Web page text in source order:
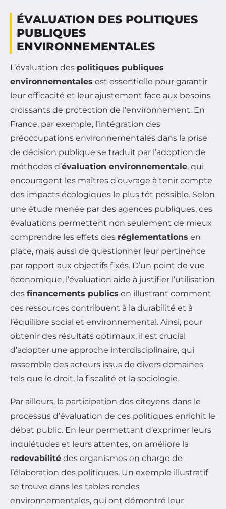
ÉVALUATION DES POLITIQUES
PUBLIQUES
ENVIRONNEMENTALES
L’évaluation des politiques publiques
environnementales est essentielle pour garantir
leur efficacité et leur ajustement face aux besoins
croissants de protection de l’environnement. En
France, par exemple, l’intégration des
préoccupations environnementales dans la prise
de décision publique se traduit par l’adoption de
méthodes d’évaluation environnementale, qui
encouragent les maîtres d’ouvrage à tenir compte
des impacts écologiques le plus tôt possible. Selon
une étude menée par des agences publiques, ces
évaluations permettent non seulement de mieux
comprendre les effets des réglementations en
place, mais aussi de questionner leur pertinence
par rapport aux objectifs fixés. D’un point de vue
économique, l’évaluation aide à justifier l’utilisation
des financements publics en illustrant comment
ces ressources contribuent à la durabilité et à
l’équilibre social et environnemental. Ainsi, pour
obtenir des résultats optimaux, il est crucial
d’adopter une approche interdisciplinaire, qui
rassemble des acteurs issus de divers domaines
tels que le droit, la fiscalité et la sociologie.
Par ailleurs, la participation des citoyens dans le
processus d’évaluation de ces politiques enrichit le
débat public. En leur permettant d’exprimer leurs
inquiétudes et leurs attentes, on améliore la
redevabilité des organismes en charge de
l’élaboration des politiques. Un exemple illustratif
se trouve dans les tables rondes
environnementales, qui ont démontré leur